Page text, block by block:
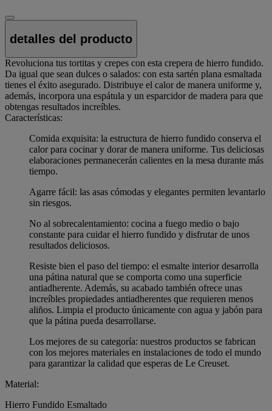
detalles del producto
Revoluciona tus tortitas y crepes con esta crepera de hierro fundido.
Da igual que sean dulces o salados: con esta sartén plana esmaltada
tienes el éxito asegurado. Distribuye el calor de manera uniforme y,
además, incorpora una espátula y un esparcidor de madera para que
obtengas resultados increíbles.
Características:
Comida exquisita: la estructura de hierro fundido conserva el
calor para cocinar y dorar de manera uniforme. Tus deliciosas
elaboraciones permanecerán calientes en la mesa durante más
tiempo.
Agarre fácil: las asas cómodas y elegantes permiten levantarlo
sin riesgos.
No al sobrecalentamiento: cocina a fuego medio o bajo
constante para cuidar el hierro fundido y disfrutar de unos
resultados deliciosos.
Resiste bien el paso del tiempo: el esmalte interior desarrolla
una pátina natural que se comporta como una superficie
antiadherente. Además, su acabado también ofrece unas
increíbles propiedades antiadherentes que requieren menos
aliños. Limpia el producto únicamente con agua y jabón para
que la pátina pueda desarrollarse.
Los mejores de su categoría: nuestros productos se fabrican
con los mejores materiales en instalaciones de todo el mundo
para garantizar la calidad que esperas de Le Creuset.
Material:
Hierro Fundido Esmaltado